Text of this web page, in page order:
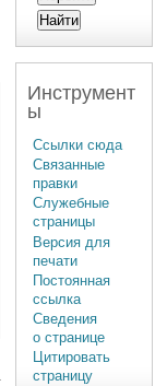
Инструмент
ы
Ссылки сюда
Связанные
правки
Служебные
страницы
Версия для
печати
Постоянная
ссылка
Сведения
о странице
Цитировать
страницу